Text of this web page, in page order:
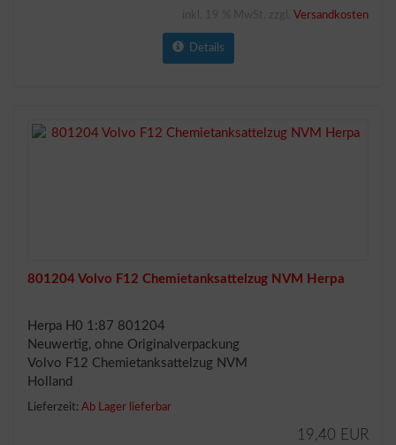
Versandkosten
Details
801204 Volvo F12 Chemietanksattelzug NVM Herpa
Herpa H0 1:87 801204
Neuwertig, ohne Originalverpackung
Volvo F12 Chemietanksattelzug NVM
Holland
Lieferzeit: Ab Lager lieferbar
19,40 EUR